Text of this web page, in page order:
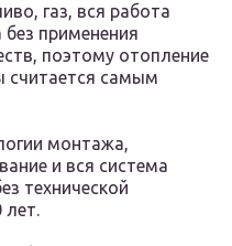
газ, вся работа
применения
поэтому отопление
считается самым
монтажа,
и вся система
технической